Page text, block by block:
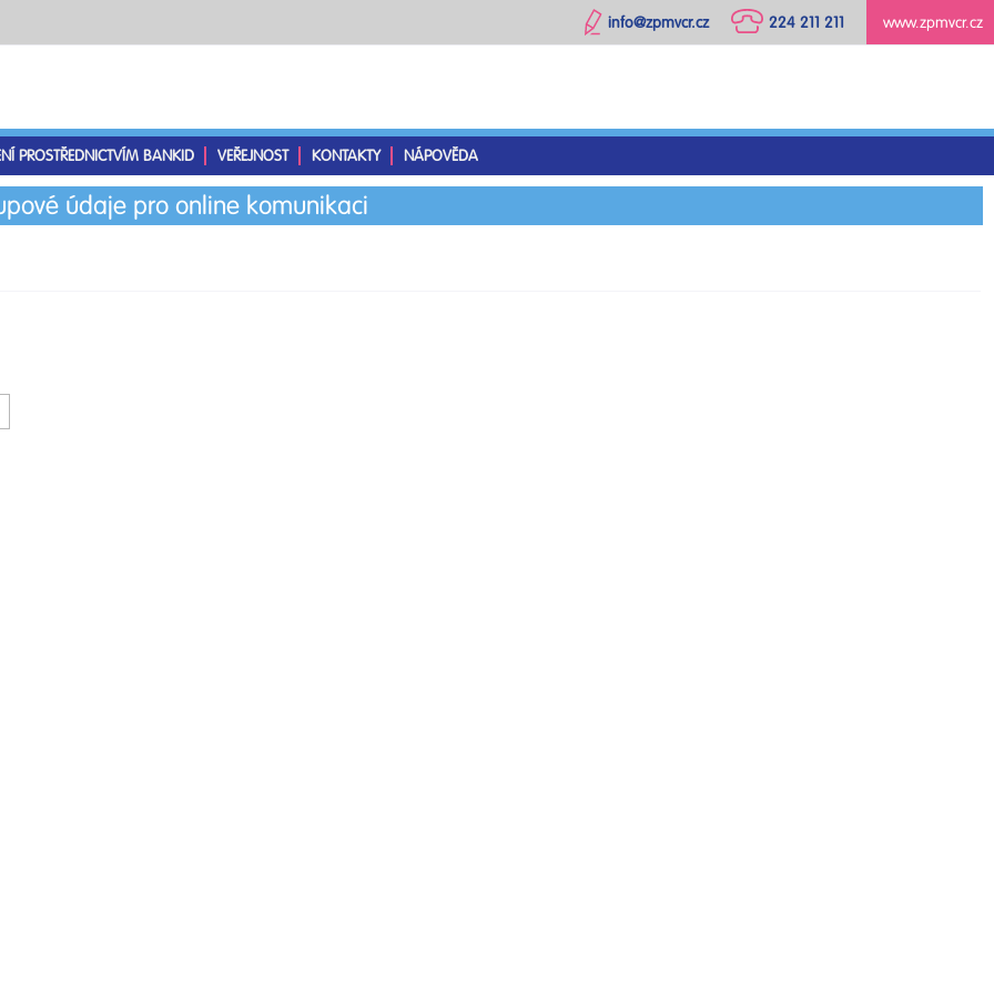
www.zpmvcr.cz
224 211 211
info@zpmvcr.cz
PROSTŘEDNICTVÍM BANKID VEŘEJNOST KONTAKTY NÁPOVĚDA
údaje pro online komunikaci